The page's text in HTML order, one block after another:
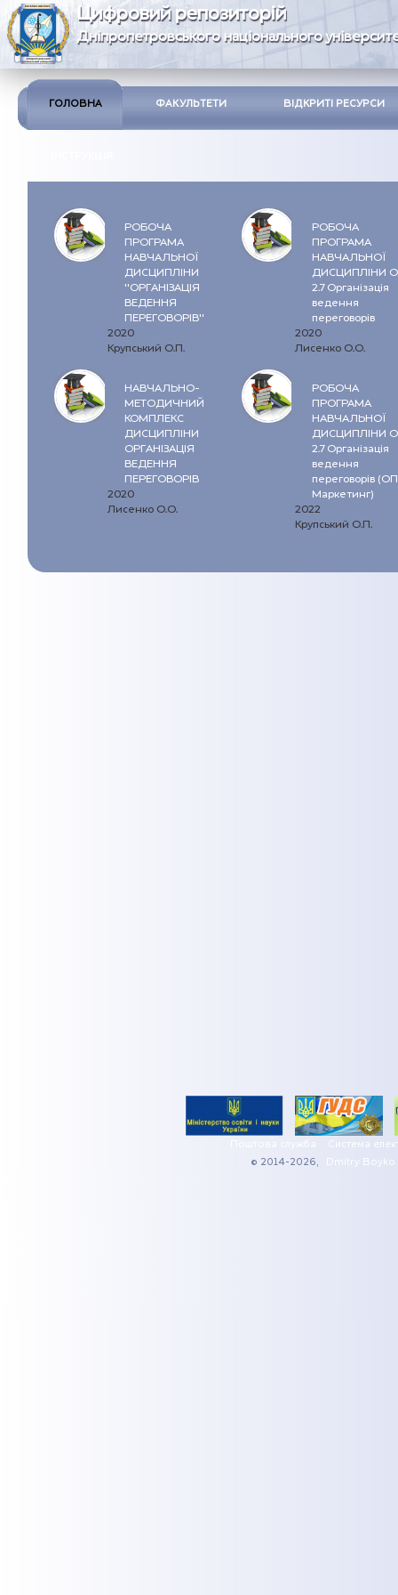
Цифровий репозиторій
Дніпропетровського національного
ГОЛОВНА ФАКУЛЬТЕТИ ВІДКРИТІ РЕСУРСИ
РОБОЧА
ПРОГРАМА
НАВЧАЛЬНОЇ
ДИСЦИПЛІНИ
"ОРГАНІЗАЦІЯ
ВЕДЕННЯ
ПЕРЕГОВОРІВ"
2020
Крупський О.П.
РОБОЧА
ПРОГРАМА
НАВЧАЛЬНОЇ
ДИСЦИПЛІНИ
2.7 Організація
ведення
переговорів
2020
Лисенко О.О.
НАВЧАЛЬНО-
МЕТОДИЧНИЙ
КОМПЛЕКС
ДИСЦИПЛІНИ
ОРГАНІЗАЦІЯ
ВЕДЕННЯ
ПЕРЕГОВОРІВ
2020
Лисенко О.О.
РОБОЧА
ПРОГРАМА
НАВЧАЛЬНОЇ
ДИСЦИПЛІНИ
2.7 Організація
ведення
переговорів (ОП
Маркетинг)
2022
Крупський О.П.
Поштова служба
Система
© 2014-2026,
Dmitry Boyko